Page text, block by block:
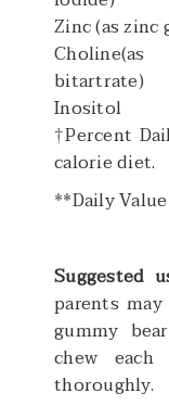
Zinc (as zinc
Choline(as
bitartrate)
Inositol
†Percent
calorie diet.
**Daily
Suggested
parents
gummy
chew
thoroughly.